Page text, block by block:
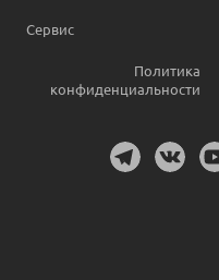
Сервис
Политика
конфиденциальности